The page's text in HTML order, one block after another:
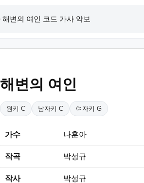
해변의 여인
원키 C 남자키 C 여자키 G
가수 나훈아
작곡 박성규
작사 박성규